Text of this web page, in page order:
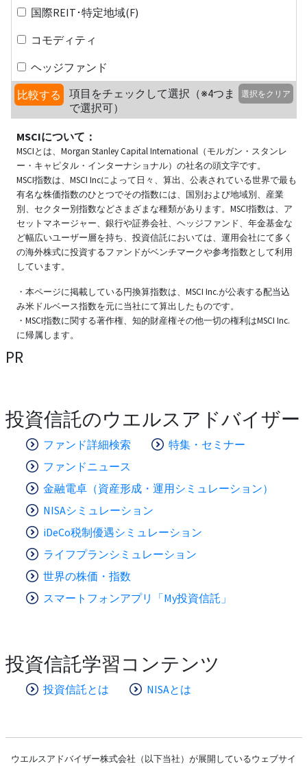
国際REIT･特定地域(F)
コモディティ
ヘッジファンド
比較する
項目をチェックして選択（※4つま
で選択可）
選択をクリア
MSCIについて：
MSCIとは、Morgan Stanley Capital International（モルガン・スタンレ
ー・キャピタル・インターナショナル）の社名の頭文字です。
MSCI指数は、MSCI Incによって日々、算出、公表されている世界で最も
有名な株価指数のひとつでその指数には、国別および地域別、産業
別、セクター別指数などさまざまな種類があります。MSCI指数は、ア
セットマネージャー、銀行や証券会社、ヘッジファンド、年金基金な
ど幅広いユーザー層を持ち、投資信託においては、運用会社にて多く
の海外株式に投資するファンドがベンチマークや参考指数として利用
しています。
・本ページに掲載している円換算指数は、MSCI Inc.が公表する配当込
み米ドルベース指数を元に当社にて算出したものです。
・MSCI指数に関する著作権、知的財産権その他一切の権利はMSCI Inc.
に帰属します。
PR
投資信託のウエルスアドバイザー
ファンド詳細検索
特集・セミナー
ファンドニュース
金融電卓（資産形成・運用シミュレーション）
NISAシミュレーション
iDeCo税制優遇シミュレーション
ライフプランシミュレーション
世界の株価・指数
スマートフォンアプリ「My投資信託」
投資信託学習コンテンツ
投資信託とは NISAとは
ウエルスアドバイザー株式会社（以下当社）が展開しているウェブサイ